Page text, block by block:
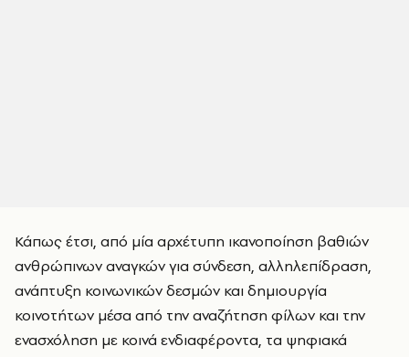
Κάπως έτσι, από μία αρχέτυπη ικανοποίηση βαθιών
ανθρώπινων αναγκών για σύνδεση, αλληλεπίδραση,
ανάπτυξη κοινωνικών δεσμών και δημιουργία
κοινοτήτων μέσα από την αναζήτηση φίλων και την
ενασχόληση με κοινά ενδιαφέροντα, τα ψηφιακά